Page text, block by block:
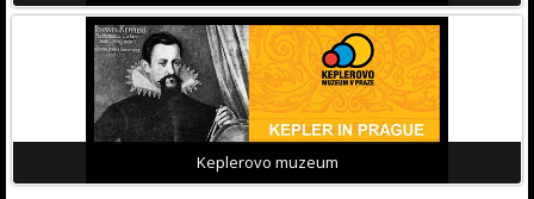
Keplerovo muzeum